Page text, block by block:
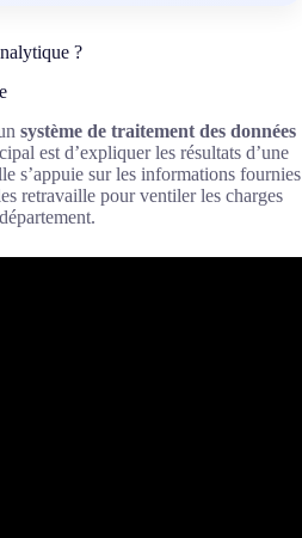
?
système de traitement des données
est d’expliquer les résultats d’une
s’appuie sur les informations fournies
retravaille pour ventiler les charges